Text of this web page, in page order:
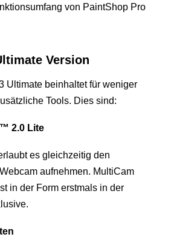
von PaintShop Pro
Version
Ultimate beinhaltet für weniger
Tools. Dies sind:
2.0 Lite
es gleichzeitig den
aufnehmen. MultiCam
in der Form erstmals in der